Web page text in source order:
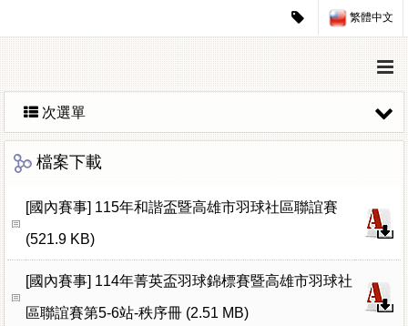
繁體中文
次選單
檔案下載
[國內賽事] 115年和諧盃暨高雄市羽球社區聯誼賽
(521.9 KB)
[國內賽事] 114年菁英盃羽球錦標賽暨高雄市羽球社
區聯誼賽第5-6站-秩序冊 (2.51 MB)